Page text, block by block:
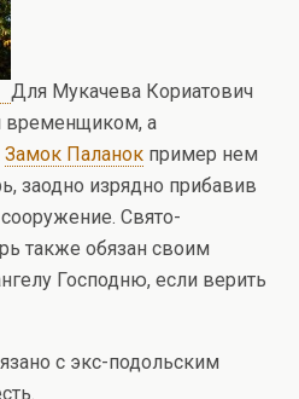
Для Мукачева Кориатович
временщиком, а
Замок Паланок пример нем
заодно изрядно прибавив
Свято-
также обязан своим
Господню, если верить
с экс-подольским